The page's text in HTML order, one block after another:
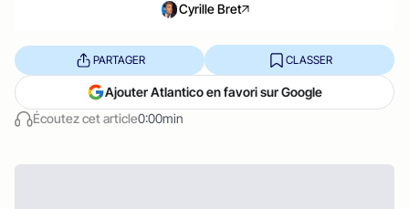
Cyrille Bret
Écoutez cet article0:00min
PARTAGER CLASSER
Ajouter Atlantico en favori sur Google